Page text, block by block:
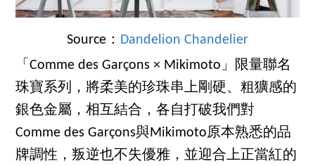
Source： Dandelion Chandelier
「Comme des Garçons × Mikimoto」限量聯名
珠寶系列，將柔美的珍珠串上剛硬、粗獷感的
銀色金屬，相互結合，各自打破我們對
Comme des Garçons與Mikimoto原本熟悉的品
牌調性，叛逆也不失優雅，並迎合上正當紅的